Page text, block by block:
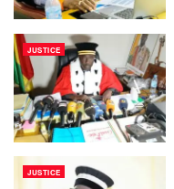
JUSTICE
JUSTICE